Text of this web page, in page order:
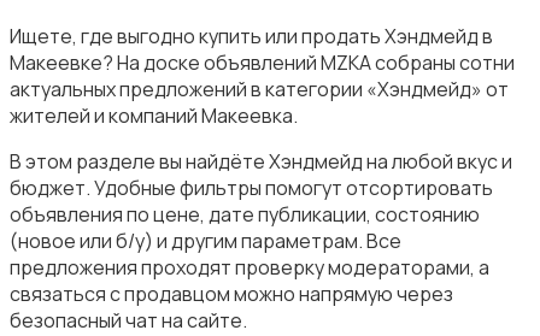
Посуда
Другое
Ищете, где выгодно купить или продать Хэндмейд в
Макеевке? На доске объявлений MZKA собраны сотни
актуальных предложений в категории «Хэндмейд» от
жителей и компаний Макеевка.
В этом разделе вы найдёте Хэндмейд на любой вкус и
бюджет. Удобные фильтры помогут отсортировать
объявления по цене, дате публикации, состоянию
(новое или б/у) и другим параметрам. Все
предложения проходят проверку модераторами, а
связаться с продавцом можно напрямую через
безопасный чат на сайте.